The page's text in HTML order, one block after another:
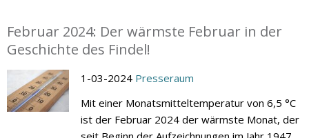
Februar 2024: Der wärmste Februar in der
Geschichte des Findel!
1-03-2024 Presseraum
Mit einer Monatsmitteltemperatur von 6,5 °C
ist der Februar 2024 der wärmste Monat, der